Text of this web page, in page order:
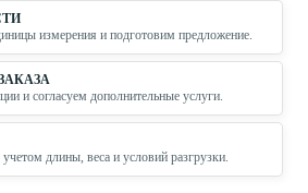
измерения и подготовим предложение.
и согласуем дополнительные услуги.
длины, веса и условий разгрузки.